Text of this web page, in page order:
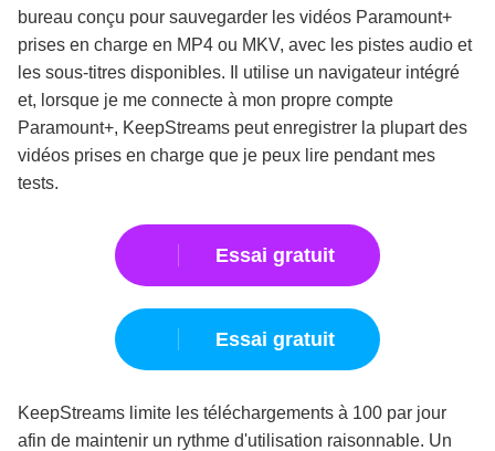
bureau conçu pour sauvegarder les vidéos Paramount+
prises en charge en MP4 ou MKV, avec les pistes audio et
les sous-titres disponibles. Il utilise un navigateur intégré
et, lorsque je me connecte à mon propre compte
Paramount+, KeepStreams peut enregistrer la plupart des
vidéos prises en charge que je peux lire pendant mes
tests.
Essai gratuit
Essai gratuit
KeepStreams limite les téléchargements à 100 par jour
afin de maintenir un rythme d'utilisation raisonnable. Un